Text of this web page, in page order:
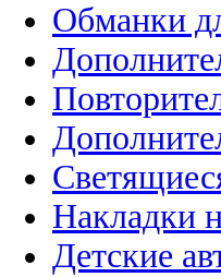
Обманки
Накладки
Детские